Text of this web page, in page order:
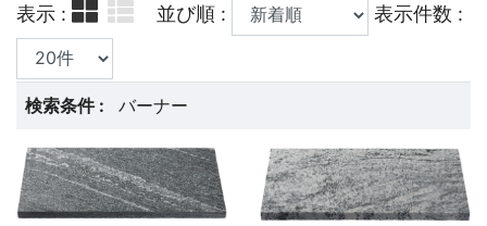
表示 :
並び順 : 表示件数 :
検索条件 : バーナー